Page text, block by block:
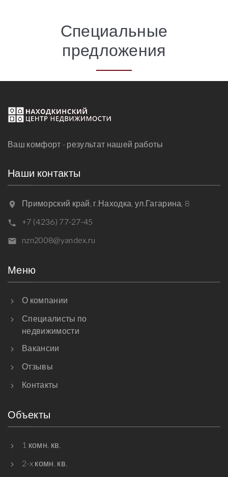
Специальные
предложения
Ваш комфорт - результат нашей работы
Наши контакты
Приморский край, г.Находка, ул.Гагарина, 8
+7 (4236) 77-27-45
nzn2008@yandex.ru
Меню
О компании
Специалисты по
недвижимости
Вакансии
Отзывы
Контакты
Объекты
1 комн. кв.
2-x комн. кв.